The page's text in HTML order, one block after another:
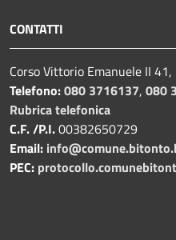
CONTATTI
Corso Vittorio Emanuele II
Telefono:080 3716137, 080
Rubrica telefonica
C.F. /P.I.00382650729
Email:
PEC: